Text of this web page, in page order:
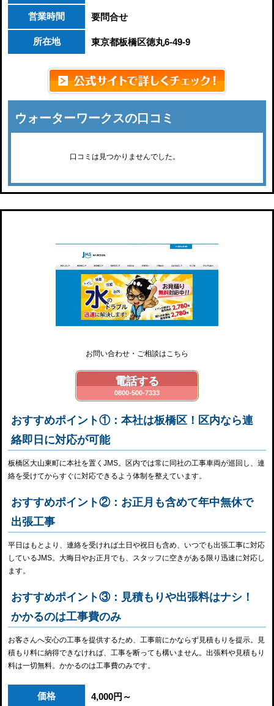
営業時間 要問合せ
所在地 東京都板橋区徳丸6-49-9
ウォーターワークスの口コミ
口コミは見つかりませんでした。
お問い合わせ・ご相談はこちら
電話する
0800-500-7333
おすすめポイント①：本社は板橋区！区内なら連
絡即日に対応が可能
板橋区大山東町に本社を置くJMS。区内では常に同社の工事車両が巡回し、連
絡を受けてからすぐに対応できるよう体制を整えています。
おすすめポイント②：お正月も含めて年中無休で
出張工事
平日はもとより、連絡を受ければ土日や祝日も含め、いつでも出張工事に対応
しているJMS。大晦日やお正月でも、スタッフに空きがある限り迅速に対応し
ます。
おすすめポイント③：見積もりや出張料はナシ！
かかるのは工事費のみ
お客さんへ安心の工事を提供するため、工事前にかならず見積もりを提示。見
積もり料に納得できなければ、工事を断っても構いません。出張料や見積もり
料は一切無料。かかるのは工事費のみです。
価格 4,000円～